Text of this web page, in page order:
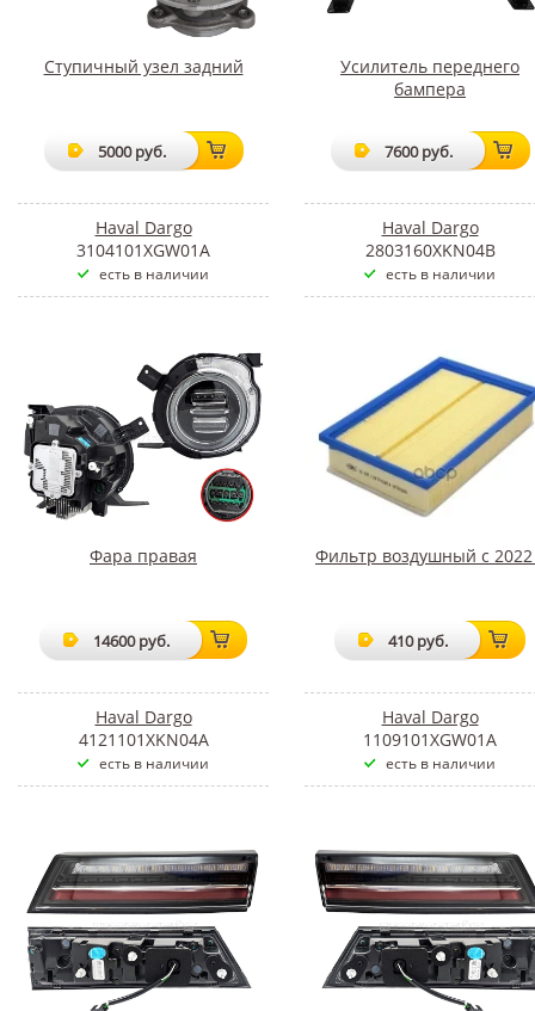
Ступичный узел задний
5000 руб.
Haval Dargo
3104101XGW01A
есть в наличии
Усилитель переднего
бампера
7600 руб.
Haval Dargo
2803160XKN04B
есть в наличии
Фара правая
14600 руб.
Haval Dargo
4121101XKN04A
есть в наличии
Фильтр воздушный с 2022
410 руб.
Haval Dargo
1109101XGW01A
есть в наличии